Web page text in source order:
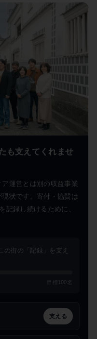
も支えてくれませ
運営とは別の収益事業
状です。寄付・協賛は
記録し続けるために、
の街の「記録」を支え
目標100名
支える